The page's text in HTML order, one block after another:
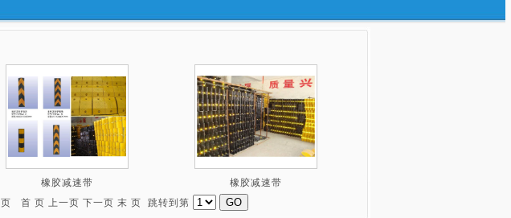
橡胶减速带
橡胶减速带
页 首 页 上一页 下一页 末 页 跳转到第